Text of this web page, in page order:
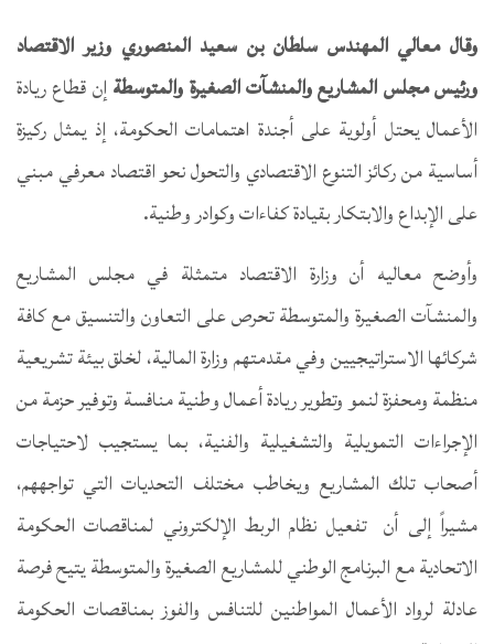
وقال معالي المهندس سلطان بن سعيد المنصوري وزير الاقتصاد
ورئيس مجلس المشاريع والمنشآت الصغيرة والمتوسطةإن قطاع ريادة
الأعمال يحتل أولوية على أجندة اهتمامات الحكومة، إذ يمثل ركيزة
أساسية من ركائز التنوع الاقتصادي والتحول نحو اقتصاد معرفي مبني
على الإبداع والابتكار بقيادة كفاءات وكوادر وطنية.
وأوضح معاليه أن وزارة الاقتصاد متمثلة في مجلس المشاريع
والمنشآت الصغيرة والمتوسطة تحرص على التعاون والتنسيق مع كافة
شركائها الاستراتيجيين وفي مقدمتهم وزارة المالية، لخلق بيئة تشريعية
منظمة ومحفزة لنمو وتطوير ريادة أعمال وطنية منافسة وتوفير حزمة من
الإجراءات التمويلية والتشغيلية والفنية، بما يستجيب لاحتياجات
أصحاب تلك المشاريع ويخاطب مختلف التحديات التي تواجههم،
مشيراً إلى أن تفعيل نظام الربط الإلكتروني لمناقصات الحكومة
الاتحادية مع البرنامج الوطني للمشاريع الصغيرة والمتوسطة يتيح فرصة
عادلة لرواد الأعمال المواطنين للتنافس والفوز بمناقصات الحكومة